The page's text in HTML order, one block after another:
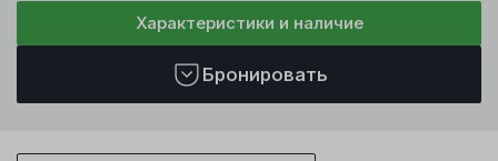
Характеристики и наличие
Бронировать